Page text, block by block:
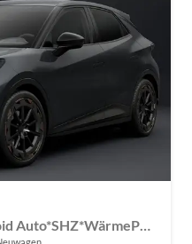
VZ 55,2 kWh 226 PS Android Auto*SHZ*WärmePumpe*ACC*Kamera*Keyless*2Z Klimaauto*